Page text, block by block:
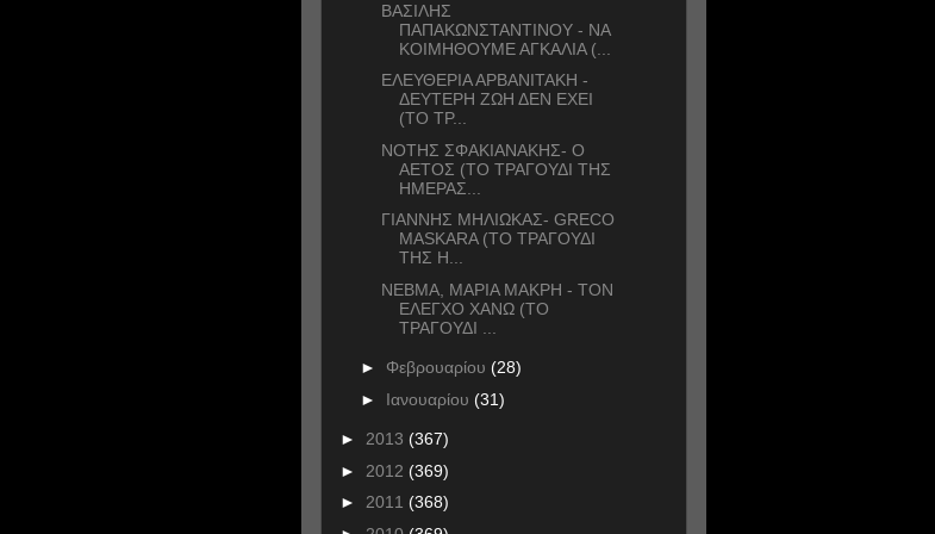
ΒΑΣΙΛΗΣ
ΠΑΠΑΚΩΝΣΤΑΝΤΙΝΟΥ - ΝΑ
ΚΟΙΜΗΘΟΥΜΕ ΑΓΚΑΛΙΑ (...
ΕΛΕΥΘΕΡΙΑ ΑΡΒΑΝΙΤΑΚΗ -
ΔΕΥΤΕΡΗ ΖΩΗ ΔΕΝ ΕΧΕΙ
(ΤΟ ΤΡ...
ΝΟΤΗΣ ΣΦΑΚΙΑΝΑΚΗΣ- Ο
ΑΕΤΟΣ (ΤΟ ΤΡΑΓΟΥΔΙ ΤΗΣ
ΗΜΕΡΑΣ...
ΓΙΑΝΝΗΣ ΜΗΛΙΩΚΑΣ- GRECO
MASKARA (ΤΟ ΤΡΑΓΟΥΔΙ
ΤΗΣ Η...
NEBMA, ΜΑΡΙΑ ΜΑΚΡΗ - ΤΟΝ
ΕΛΕΓΧΟ ΧΑΝΩ (ΤΟ
ΤΡΑΓΟΥΔΙ ...
► Φεβρουαρίου (28)
► Ιανουαρίου (31)
► 2013 (367)
► 2012 (369)
► 2011 (368)